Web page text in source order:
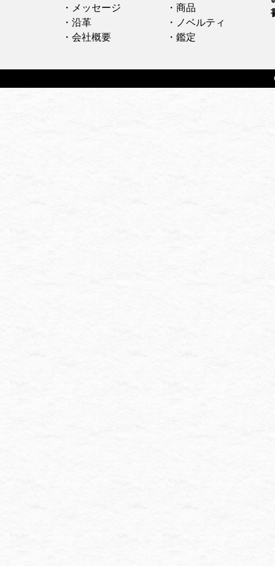
・メッセージ
・沿革
・会社概要
・商品
・ノベルティ
・鑑定